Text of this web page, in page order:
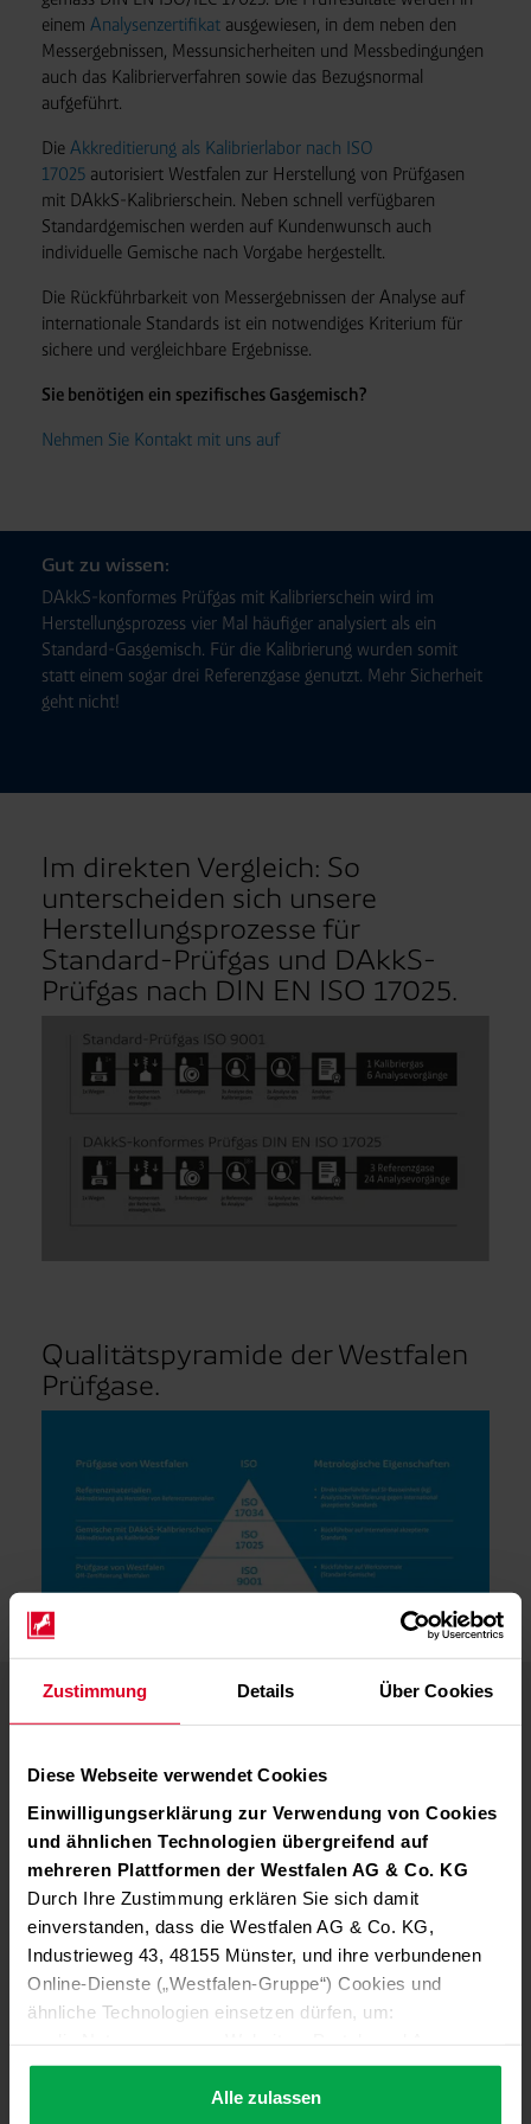
Zustimmung Details Über Cookies
Diese Webseite verwendet Cookies
Einwilligungserklärung zur Verwendung von Cookies
und ähnlichen Technologien übergreifend auf
mehreren Plattformen der Westfalen AG & Co. KG
Durch Ihre Zustimmung erklären Sie sich damit
einverstanden, dass die Westfalen AG & Co. KG,
Industrieweg 43, 48155 Münster, und ihre verbundenen
Online-Dienste („Westfalen-Gruppe“) Cookies und
ähnliche Technologien einsetzen dürfen, um:
ermöglichen (technisch notwendige Cookies),
die Leistung und Nutzung unserer Dienste zu
Alle zulassen
einem Analysenzertifikatausgewiesen, in dem neben den
Messergebnissen, Messunsicherheiten und Messbedingungen
auch das Kalibrierverfahren sowie das Bezugsnormal
aufgeführt.
Die Akkreditierung als Kalibrierlabor nach ISO
17025autorisiert Westfalen zur Herstellung von Prüfgasen
mit DAkkS-Kalibrierschein. Neben schnell verfügbaren
Standardgemischen werden auf Kundenwunsch auch
individuelle Gemische nach Vorgabe hergestellt.
Die Rückführbarkeit von Messergebnissen der Analyse auf
internationale Standards ist ein notwendiges Kriterium für
sichere und vergleichbare Ergebnisse.
Sie benötigen ein spezifisches Gasgemisch?
Nehmen Sie Kontakt mit uns auf
Gut zu wissen:
DAkkS-konformes Prüfgas mit Kalibrierschein wird im
Herstellungsprozess vier Mal häufiger analysiert als ein
Standard-Gasgemisch. Für die Kalibrierung wurden somit
statt einem sogar drei Referenzgase genutzt. Mehr Sicherheit
geht nicht!
Im direkten Vergleich: So
unterscheiden sich unsere
Herstellungsprozesse für
Standard-Prüfgas und DAkkS-
Prüfgas nach DIN EN ISO 17025.
Qualitätspyramide der Westfalen
Prüfgase.
Qualitätskontrollcheck mit dem
Analysenzertifikat.
Die Analyse von Gasgemischen erfolgt nach den Vorgaben
der DIN EN ISO 6143. Die Ergebnisse werden in einem
Analysenzertifikat gemäss DIN EN ISO 6141 dokumentiert.
Das Zertifikat enthält alle Angaben zu Herstellgenauigkeit,
Damit kann Westfalen als Kalibrierlabor die einwandfreie
Qualität der so erzeugten Gasgemische belegen.
Mehr zu Referenzmaterialien nach DIN
EN ISO 17034.
Stoffgemische mit präzise definierter Zusammensetzung, die